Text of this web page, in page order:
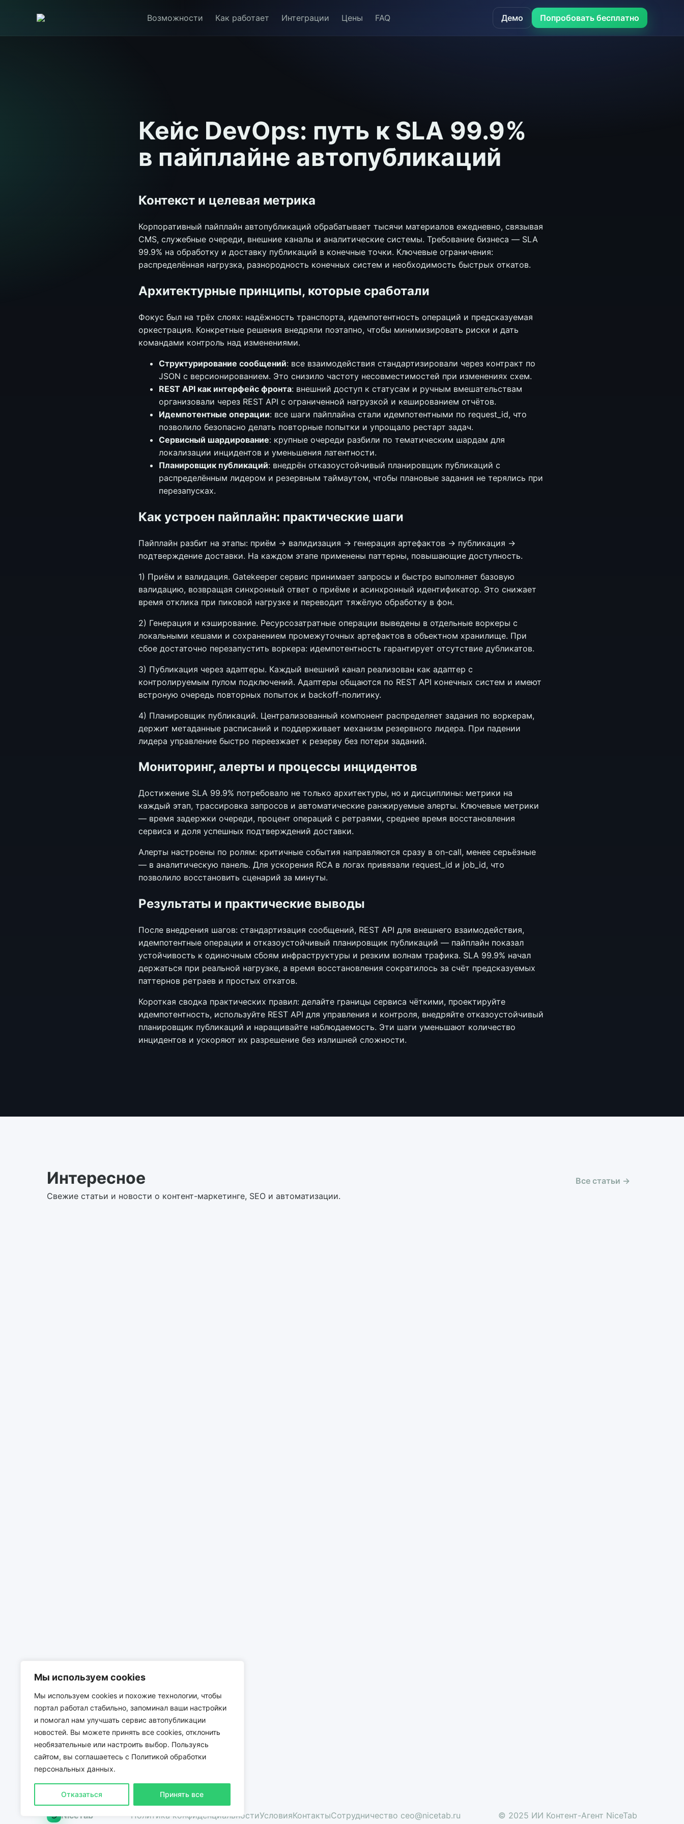
Мы используем cookies
Мы используем cookies и похожие технологии, чтобы
портал работал стабильно, запоминал ваши настройки
и помогал нам улучшать сервис автопубликации
новостей. Вы можете принять все cookies, отклонить
необязательные или настроить выбор. Пользуясь
сайтом, вы соглашаетесь с Политикой обработки
персональных данных.
Отказаться Принять все
Возможности Как работает Интеграции Цены FAQ Демо Попробовать бесплатно
Кейс DevOps: путь к SLA 99.9%
в пайплайне автопубликаций
Контекст и целевая метрика
Корпоративный пайплайн автопубликаций обрабатывает тысячи материалов ежедневно, связывая
CMS, служебные очереди, внешние каналы и аналитические системы. Требование бизнеса — SLA
99.9% на обработку и доставку публикаций в конечные точки. Ключевые ограничения:
распределённая нагрузка, разнородность конечных систем и необходимость быстрых откатов.
Архитектурные принципы, которые сработали
Фокус был на трёх слоях: надёжность транспорта, идемпотентность операций и предсказуемая
оркестрация. Конкретные решения внедряли поэтапно, чтобы минимизировать риски и дать
командами контроль над изменениями.
Структурирование сообщений: все взаимодействия стандартизировали через контракт по
JSON с версионированием. Это снизило частоту несовместимостей при изменениях схем.
REST API как интерфейс фронта: внешний доступ к статусам и ручным вмешательствам
организовали через REST API с ограниченной нагрузкой и кешированием отчётов.
Идемпотентные операции: все шаги пайплайна стали идемпотентными по request_id, что
позволило безопасно делать повторные попытки и упрощало рестарт задач.
Сервисный шардирование: крупные очереди разбили по тематическим шардам для
локализации инцидентов и уменьшения латентности.
Планировщик публикаций: внедрён отказоустойчивый планировщик публикаций с
распределённым лидером и резервным таймаутом, чтобы плановые задания не терялись при
перезапусках.
Как устроен пайплайн: практические шаги
Пайплайн разбит на этапы: приём → валидизация → генерация артефактов → публикация →
подтверждение доставки. На каждом этапе применены паттерны, повышающие доступность.
1) Приём и валидация. Gatekeeper сервис принимает запросы и быстро выполняет базовую
валидацию, возвращая синхронный ответ о приёме и асинхронный идентификатор. Это снижает
время отклика при пиковой нагрузке и переводит тяжёлую обработку в фон.
2) Генерация и кэширование. Ресурсозатратные операции выведены в отдельные воркеры с
локальными кешами и сохранением промежуточных артефактов в объектном хранилище. При
сбое достаточно перезапустить воркера: идемпотентность гарантирует отсутствие дубликатов.
3) Публикация через адаптеры. Каждый внешний канал реализован как адаптер с
контролируемым пулом подключений. Адаптеры общаются по REST API конечных систем и имеют
встроную очередь повторных попыток и backoff-политику.
4) Планировщик публикаций. Централизованный компонент распределяет задания по воркерам,
держит метаданные расписаний и поддерживает механизм резервного лидера. При падении
лидера управление быстро переезжает к резерву без потери заданий.
Мониторинг, алерты и процессы инцидентов
Достижение SLA 99.9% потребовало не только архитектуры, но и дисциплины: метрики на
каждый этап, трассировка запросов и автоматические ранжируемые алерты. Ключевые метрики
— время задержки очереди, процент операций с ретраями, среднее время восстановления
сервиса и доля успешных подтверждений доставки.
Алерты настроены по ролям: критичные события направляются сразу в on-call, менее серьёзные
— в аналитическую панель. Для ускорения RCA в логах привязали request_id и job_id, что
позволило восстановить сценарий за минуты.
Результаты и практические выводы
После внедрения шагов: стандартизация сообщений, REST API для внешнего взаимодействия,
идемпотентные операции и отказоустойчивый планировщик публикаций — пайплайн показал
устойчивость к одиночным сбоям инфраструктуры и резким волнам трафика. SLA 99.9% начал
держаться при реальной нагрузке, а время восстановления сократилось за счёт предсказуемых
паттернов ретраев и простых откатов.
Короткая сводка практических правил: делайте границы сервиса чёткими, проектируйте
идемпотентность, используйте REST API для управления и контроля, внедряйте отказоустойчивый
планировщик публикаций и наращивайте наблюдаемость. Эти шаги уменьшают количество
инцидентов и ускоряют их разрешение без излишней сложности.
Интересное
Все статьи →
Свежие статьи и новости о контент-маркетинге, SEO и автоматизации.
Частые вопросы
NiceTab Политика конфиденциальностиУсловияКонтактыСотрудничество ceo@nicetab.ru © 2025 ИИ Контент-Агент NiceTab